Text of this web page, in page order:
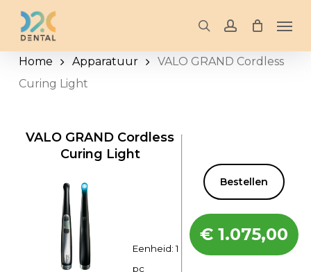
Skip
main
content
searchaccount
Home Apparatuur
VALO GRAND Cordless
Curing Light
VALO GRAND Cordless
Curing Light
Eenheid: 1
pc
Bestellen
€ 1.075,00